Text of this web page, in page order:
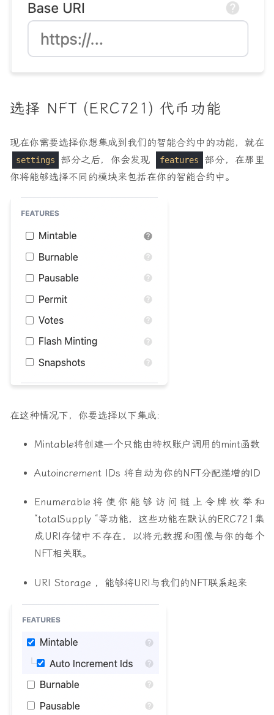
选择 NFT (ERC721) 代币功能
现在你需要选择你想集成到我们的智能合约中的功能，就在
settings 部分之后，你会发现 features
部分，在那里
你将能够选择不同的模块来包括在你的智能合约中。
在这种情况下，你要选择以下集成:
Mintable将创建一个只能由特权账户调用的mint函数
Autoincrement IDs 将自动为你的NFT分配递增的ID
Enumerable 将使你能够访问链上令牌枚举和
“totalSupply “等功能，这些功能在默认的ERC721集
成URI存储中不存在，以将元数据和图像与你的每个
NFT相关联。
URI Storage ，能够将URI与我们的NFT联系起来